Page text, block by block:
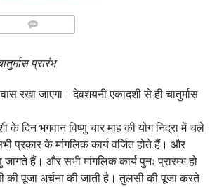
प्रारंभ
रखा जाएगा। देवशयनी एकादशी से ही चातुर्मास
दिन भगवान विष्णु चार माह की योग निद्रा में चले
प्रकार के मांगलिक कार्य वर्जित होते हैं। और
हैं। और सभी मांगलिक कार्य पुनः प्रारम्भ हो
की पूजा अर्चना की जाती है। तुलसी की पूजा करते